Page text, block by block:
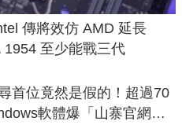
傳將效仿 AMD 延長
至少能戰三代
首位竟然是假的！超過70
軟體爆「山寨官網」